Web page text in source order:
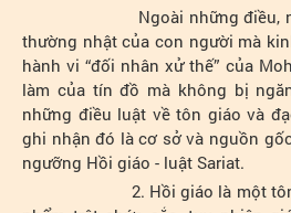
Ngoài những điều,
thường nhật của con người mà
hành vi “đối nhân xử thế” của
làm của tín đồ mà không bị
những điều luật về tôn giáo và
ghi nhận đó là cơ sở và nguồn
ngưỡng Hồi giáo - luật Sariat.
2. Hồi giáo là một tôn